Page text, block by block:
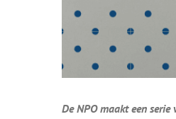
De NPO maakt een